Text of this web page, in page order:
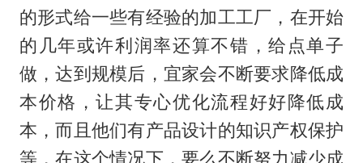
的形式给一些有经验的加工工厂，在开始
的几年或许利润率还算不错，给点单子
做，达到规模后，宜家会不断要求降低成
本价格，让其专心优化流程好好降低成
本，而且他们有产品设计的知识产权保护
等，在这个情况下，要么不断努力减少成